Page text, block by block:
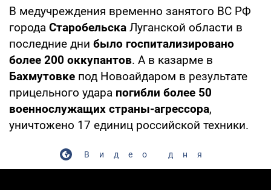
В медучреждения временно занятого ВС РФ
города Старобельска Луганской области в
последние дни было госпитализировано
более 200 оккупантов. А в казарме в
Бахмутовке под Новоайдаром в результате
прицельного удара погибли более 50
военнослужащих страны-агрессора,
уничтожено 17 единиц российской техники.
Видео дня